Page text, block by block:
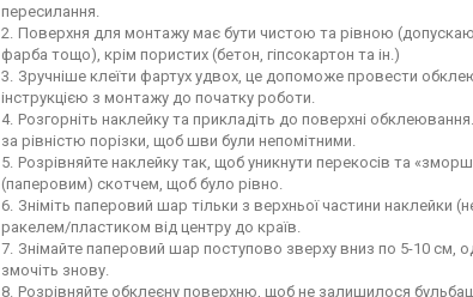
пересилання.
Поверхня для монтажу має бути чистою та рівною
фарба тощо), крім пористих (бетон, гіпсокартон та ін.)
Зручніше клеїти фартух удвох, це допоможе провести
інструкцією з монтажу до початку роботи.
Розгорніть наклейку та прикладіть до поверхні
за рівністю порізки, щоб шви були непомітними.
Розрівняйте наклейку так, щоб уникнути перекосів та
(паперовим) скотчем, щоб було рівно.
Зніміть паперовий шар тільки з верхньої частини наклейки
ракелем/пластиком від центру до країв.
Знімайте паперовий шар поступово зверху вниз по 5-10
змочіть знову.
Розрівняйте обклеєну поверхню, щоб не залишилося